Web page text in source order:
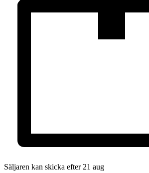
Säljaren kan skicka efter 21 aug